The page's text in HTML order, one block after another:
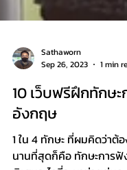
Sathaworn
Sep 26, 2023
1 min